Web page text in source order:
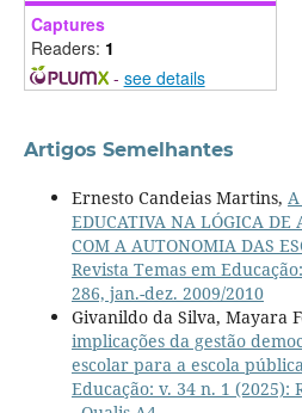
Captures
Readers: 1
- see details
Artigos Semelhantes
Ernesto Candeias Martins,
EDUCATIVA NA LÓGICA DE
COM A AUTONOMIA DAS
Revista Temas em
286, jan.-dez. 2009/2010
Givanildo da Silva, Mayara
implicações da gestão
escolar para a escola
Educação: v. 34 n. 1 (2025):